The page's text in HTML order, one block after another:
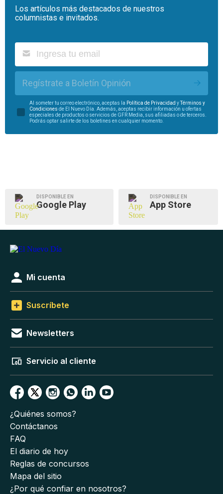
Los artículos más destacados de nuestros
columnistas e invitados.
Regístrate a Boletín Opinión
Al someter tu correo electrónico, aceptas la Política de Privacidad yTérminos y
Condiciones de El Nuevo Día. Además, aceptas recibir información u ofertas
especiales de productos o servicios de GFR Media, sus afiliadas o de terceros.
Podrás optar salirte de los boletines en cualquier momento.
DISPONIBLE EN
Google Play
DISPONIBLE EN
App Store
Mi cuenta
Suscríbete
Newsletters
Servicio al cliente
¿Quiénes somos?
Contáctanos
FAQ
El diario de hoy
Reglas de concursos
Mapa del sitio
¿Por qué confiar en nosotros?